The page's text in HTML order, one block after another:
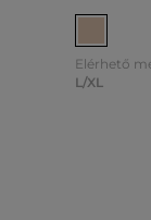
Elérhető
L/XL